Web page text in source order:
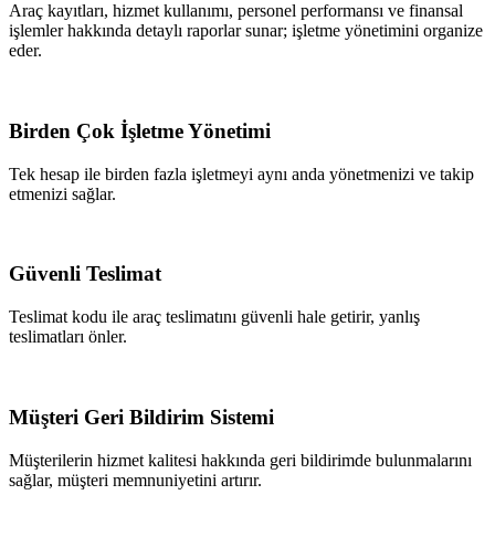
Araç kayıtları, hizmet kullanımı, personel performansı ve finansal
işlemler hakkında detaylı raporlar sunar; işletme yönetimini organize
eder.
Birden Çok İşletme Yönetimi
Tek hesap ile birden fazla işletmeyi aynı anda yönetmenizi ve takip
etmenizi sağlar.
Güvenli Teslimat
Teslimat kodu ile araç teslimatını güvenli hale getirir, yanlış
teslimatları önler.
Müşteri Geri Bildirim Sistemi
Müşterilerin hizmet kalitesi hakkında geri bildirimde bulunmalarını
sağlar, müşteri memnuniyetini artırır.